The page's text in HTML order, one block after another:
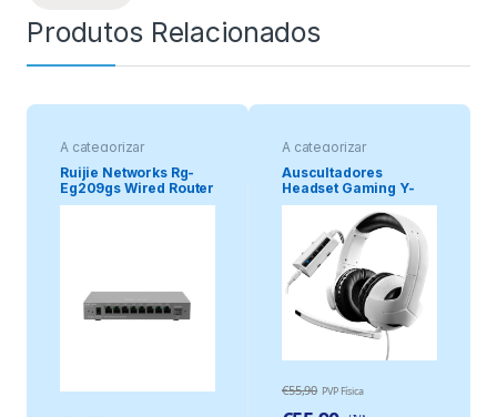
Produtos Relacionados
A categorizar
Ruijie Networks Rg-
Eg209gs Wired Router
Gigabit E.
A categorizar
Auscultadores
Headset Gaming Y-
300cpx Branco – Th.
€55,90 PVP Física